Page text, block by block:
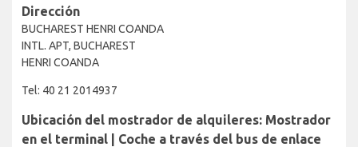
Dirección
BUCHAREST HENRI COANDA
INTL. APT, BUCHAREST
HENRI COANDA
Tel: 40 21 2014937
Ubicación del mostrador de alquileres: Mostrador
en el terminal | Coche a través del bus de enlace